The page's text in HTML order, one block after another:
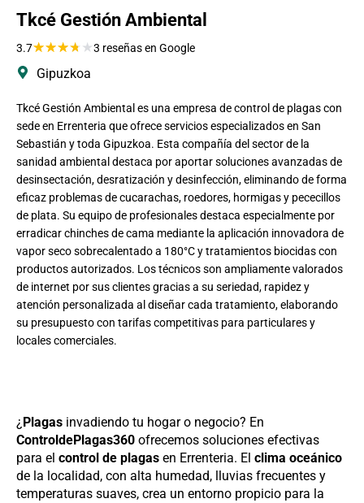
Tkcé Gestión Ambiental
3.7★★★★ ★3 reseñas en Google
Gipuzkoa
Tkcé Gestión Ambiental es una empresa de control de plagas con
sede en Errenteria que ofrece servicios especializados en San
Sebastián y toda Gipuzkoa. Esta compañía del sector de la
sanidad ambiental destaca por aportar soluciones avanzadas de
desinsectación, desratización y desinfección, eliminando de forma
eficaz problemas de cucarachas, roedores, hormigas y pececillos
de plata. Su equipo de profesionales destaca especialmente por
erradicar chinches de cama mediante la aplicación innovadora de
vapor seco sobrecalentado a 180°C y tratamientos biocidas con
productos autorizados. Los técnicos son ampliamente valorados
de internet por sus clientes gracias a su seriedad, rapidez y
atención personalizada al diseñar cada tratamiento, elaborando
su presupuesto con tarifas competitivas para particulares y
locales comerciales.
¿ Plagas invadiendo tu hogar o negocio? En
ControldePlagas360 ofrecemos soluciones efectivas
para el control de plagas en Errenteria. El clima oceánico
de la localidad, con alta humedad, lluvias frecuentes y
temperaturas suaves, crea un entorno propicio para la